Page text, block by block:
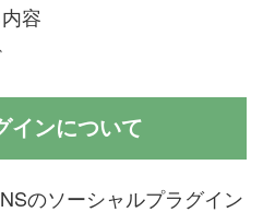
容
インについて
のソーシャルプラグイン